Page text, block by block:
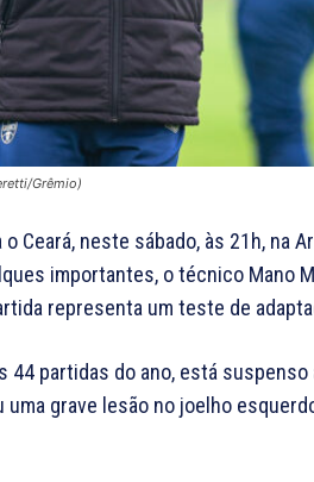
Grêmio)
Ceará, neste sábado, às 21h, na
importantes, o técnico Mano
representa um teste de
44 partidas do ano, está
grave lesão no joelho